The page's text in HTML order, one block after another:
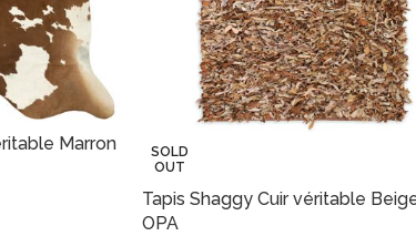
Marron
SOLD
OUT
Tapis Shaggy Cuir véritable
OPA